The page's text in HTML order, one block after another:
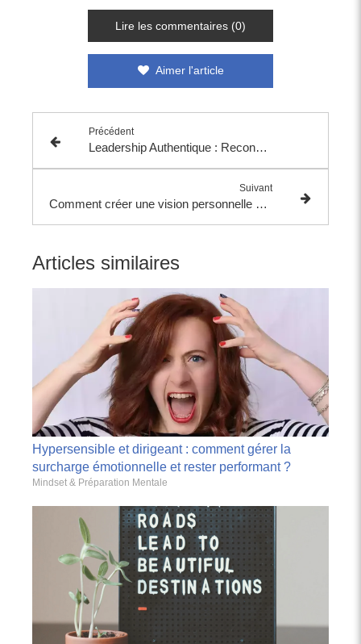
Lire les commentaires (0)
Aimer l'article
Précédent
Leadership Authentique : Reconnectez-vous à Vous-Même pour Mieux Diriger Votre Vie d'Entrepreneur
Suivant
Comment créer une vision personnelle et professionnelle alignée pour réussir en tant qu’entrepreneur
Articles similaires
Hypersensible et dirigeant : comment gérer la
surcharge émotionnelle et rester performant ?
Mindset & Préparation Mentale